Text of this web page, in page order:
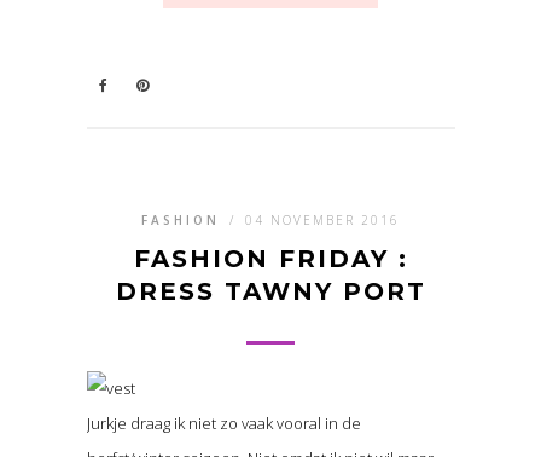
FASHION / 04 NOVEMBER 2016
FASHION FRIDAY :
DRESS TAWNY PORT
Jurkje draag ik niet zo vaak vooral in de